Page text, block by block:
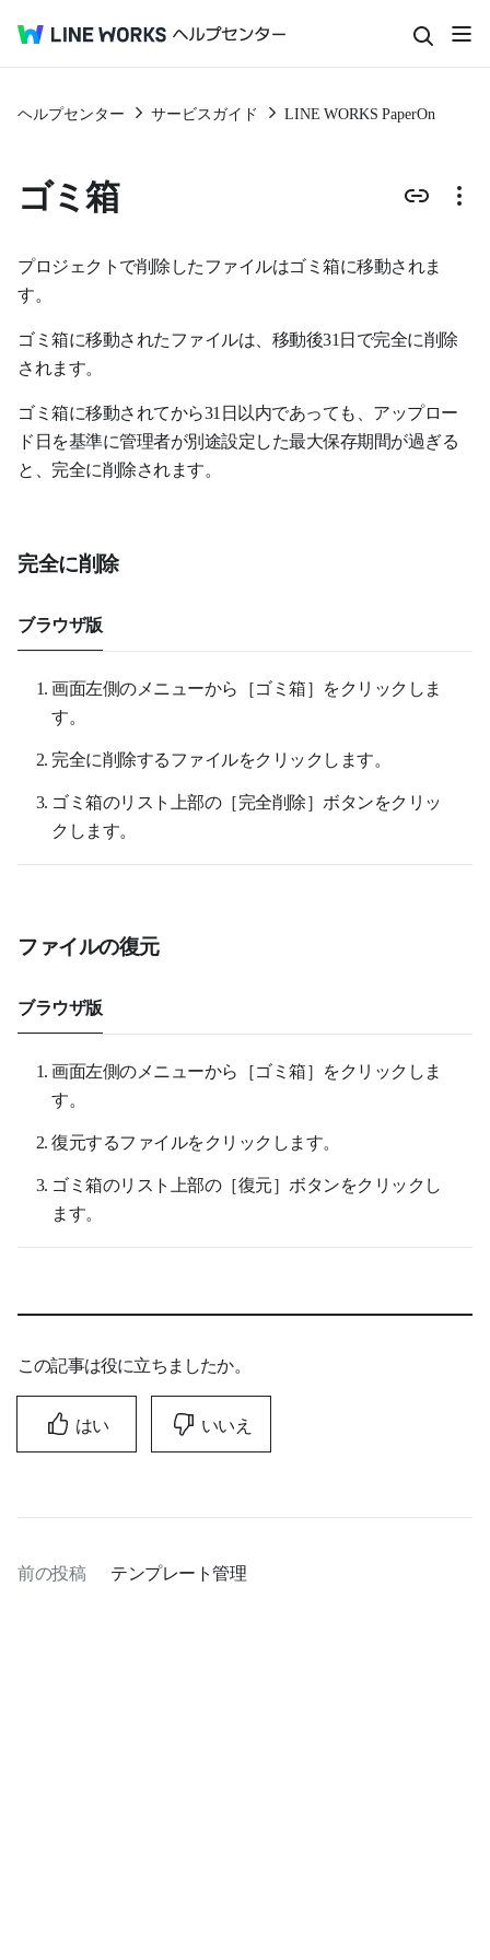
ヘルプセンター サービスガイド LINE WORKS PaperOn
ゴミ箱
プロジェクトで削除したファイルはゴミ箱に移動されま
す。
ゴミ箱に移動されたファイルは、移動後31日で完全に削除
されます。
ゴミ箱に移動されてから31日以内であっても、アップロー
ド日を基準に管理者が別途設定した最大保存期間が過ぎる
と、完全に削除されます。
完全に削除
ブラウザ版
画面左側のメニューから［ゴミ箱］をクリックしま
す。
完全に削除するファイルをクリックします。
ゴミ箱のリスト上部の［完全削除］ボタンをクリッ
クします。
ファイルの復元
ブラウザ版
画面左側のメニューから［ゴミ箱］をクリックしま
す。
復元するファイルをクリックします。
ゴミ箱のリスト上部の［復元］ボタンをクリックし
ます。
この記事は役に立ちましたか。
はい いいえ
前の投稿 テンプレート管理